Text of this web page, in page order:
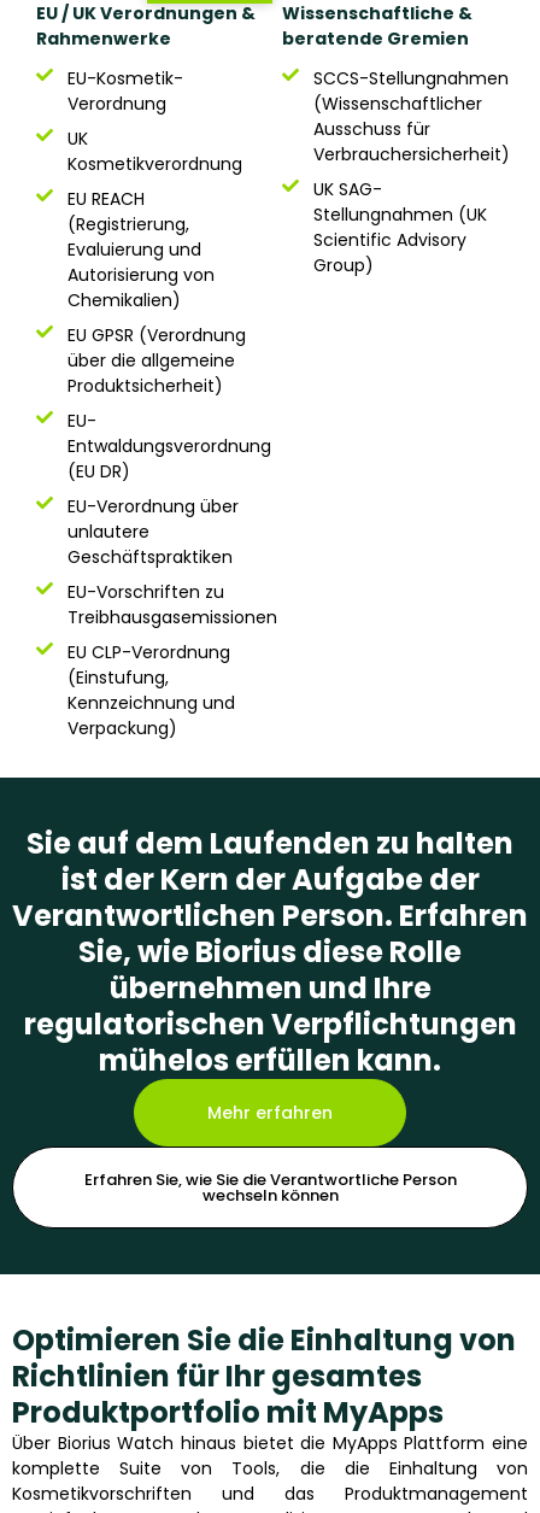
EU / UK Verordnungen &
Rahmenwerke
EU-Kosmetik-
Verordnung
UK
Kosmetikverordnung
EU REACH
(Registrierung,
Evaluierung und
Autorisierung von
Chemikalien)
EU GPSR (Verordnung
über die allgemeine
Produktsicherheit)
EU-
Entwaldungsverordnung
(EU DR)
EU-Verordnung über
unlautere
Geschäftspraktiken
EU-Vorschriften zu
Treibhausgasemissionen
EU CLP-Verordnung
(Einstufung,
Kennzeichnung und
Verpackung)
Wissenschaftliche &
beratende Gremien
SCCS-Stellungnahmen
(Wissenschaftlicher
Ausschuss für
Verbrauchersicherheit)
UK SAG-
Stellungnahmen (UK
Scientific Advisory
Group)
Sie auf dem Laufenden zu halten
ist der Kern der Aufgabe der
Verantwortlichen Person. Erfahren
Sie, wie Biorius diese Rolle
übernehmen und Ihre
regulatorischen Verpflichtungen
mühelos erfüllen kann.
Mehr erfahren
Erfahren Sie, wie Sie die Verantwortliche Person
wechseln können
Optimieren Sie die Einhaltung von
Richtlinien für Ihr gesamtes
Produktportfolio mit MyApps
Über Biorius Watch hinaus bietet die MyApps Plattform eine
komplette Suite von Tools, die die Einhaltung von
Kosmetikvorschriften und das Produktmanagement